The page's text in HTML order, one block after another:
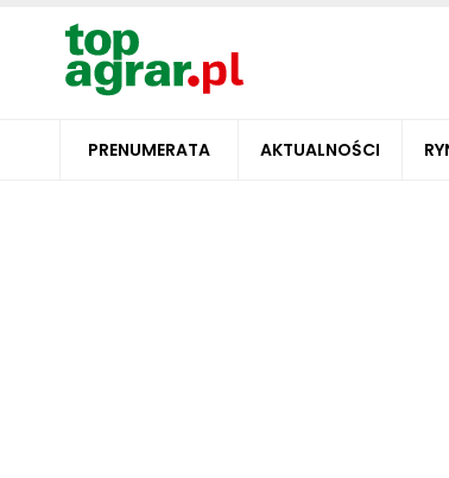
PRENUMERATA AKTUALNOŚCI